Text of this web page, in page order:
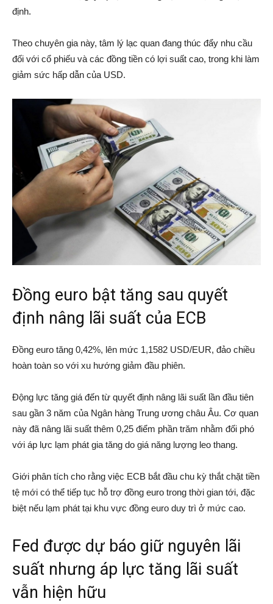
định.
Theo chuyên gia này, tâm lý lạc quan đang thúc đẩy nhu cầu
đối với cổ phiếu và các đồng tiền có lợi suất cao, trong khi làm
giảm sức hấp dẫn của USD.
Đồng euro bật tăng sau quyết
định nâng lãi suất của ECB
Đồng euro tăng 0,42%, lên mức 1,1582 USD/EUR, đảo chiều
hoàn toàn so với xu hướng giảm đầu phiên.
Động lực tăng giá đến từ quyết định nâng lãi suất lần đầu tiên
sau gần 3 năm của Ngân hàng Trung ương châu Âu. Cơ quan
này đã nâng lãi suất thêm 0,25 điểm phần trăm nhằm đối phó
với áp lực lạm phát gia tăng do giá năng lượng leo thang.
Giới phân tích cho rằng việc ECB bắt đầu chu kỳ thắt chặt tiền
tệ mới có thể tiếp tục hỗ trợ đồng euro trong thời gian tới, đặc
biệt nếu lạm phát tại khu vực đồng euro duy trì ở mức cao.
Fed được dự báo giữ nguyên lãi
suất nhưng áp lực tăng lãi suất
vẫn hiện hữu